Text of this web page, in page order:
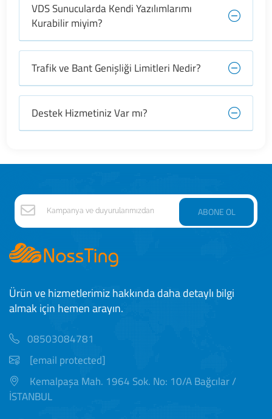
VDS Sunucularda Kendi Yazılımlarımı
Kurabilir miyim?
Trafik ve Bant Genişliği Limitleri Nedir?
Destek Hizmetiniz Var mı?
ABONE OL
Ürün ve hizmetlerimiz hakkında daha detaylı bilgi
almak için hemen arayın.
08503084781
[email protected]
Kemalpaşa Mah. 1964 Sok. No: 10/A Bağcılar /
İSTANBUL